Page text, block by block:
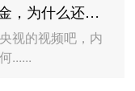
冬虫夏草贵如黄金，为什么还要吃？央视总结了十大原因
视的视频吧，内
......